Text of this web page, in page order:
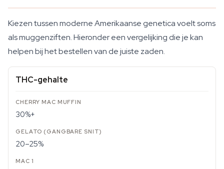
Kiezen tussen moderne Amerikaanse genetica voelt soms
als muggenziften. Hieronder een vergelijking die je kan
helpen bij het bestellen van de juiste zaden.
THC-gehalte
30%+
20–25%